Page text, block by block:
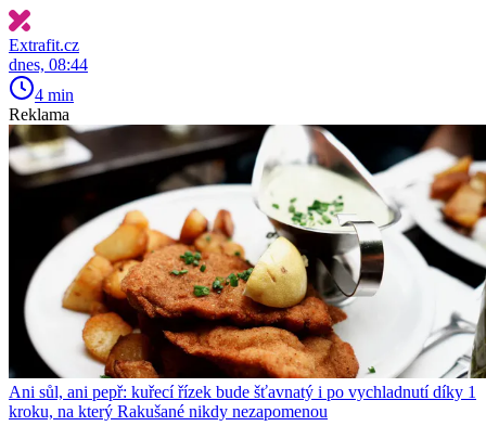
Extrafit.cz
dnes, 08:44
4 min
Reklama
Ani sůl, ani pepř: kuřecí řízek bude šťavnatý i po vychladnutí díky 1
kroku, na který Rakušané nikdy nezapomenou